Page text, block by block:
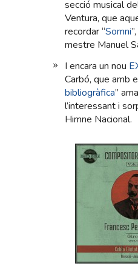
secció musical
Ventura, que
recordar “Somni
mestre Manuel
I encara un nou
Carbó, que amb
bibliogràfica”
l’interessant i
Himne Nacional.